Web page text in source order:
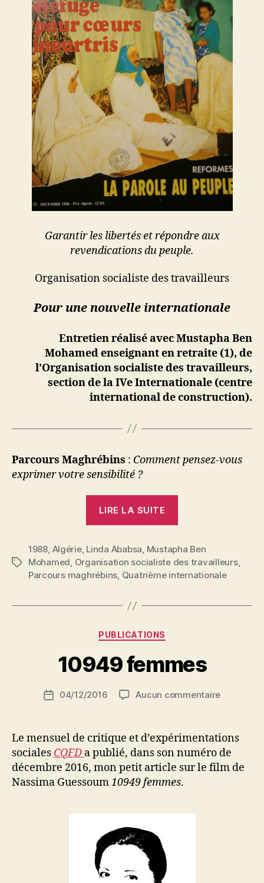
Garantir les libertés et répondre aux
revendications du peuple.
Organisation socialiste des travailleurs
Pour une nouvelle internationale
Entretien réalisé avec Mustapha Ben
Mohamed enseignant en retraite (1), de
l’Organisation socialiste des travailleurs,
section de la IVe Internationale (centre
international de construction).
Parcours Maghrébins : Comment pensez-vous
exprimer votre sensibilité ?
LIRE LA SUITE
:
Pour
une
Étiquettes
1988, Algérie, Linda Ababsa, Mustapha Ben
Mohamed, Organisation socialiste des travailleurs,
Parcours maghrébins, Quatrième internationale
Catégories
PUBLICATIONS
10949 femmes
de
P
r
e
d
i
M
u
s
s
Date04/12/2016 Aucun commentairesur
Le mensuel de critique et d’expérimentations
sociales CQFD a publié, dans son numéro de
décembre 2016, mon petit article sur le film de
Nassima Guessoum10949 femmes.